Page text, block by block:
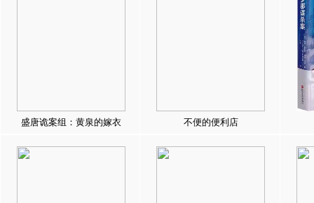
盛唐诡案组：黄泉的嫁衣 不便的便利店